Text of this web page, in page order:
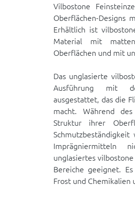
Vilbostone
Oberflächen-Designs
Erhältlich ist
Material mit
Oberflächen und mit
Das unglasierte
Ausführung mit
ausgestattet, das die
macht. Während
Struktur ihrer
Imprägniermitteln
unglasiertes
Bereiche geeignet.
Frost und